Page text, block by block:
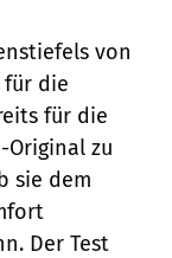
von
für die
für die
Original zu
sie dem
Der Test